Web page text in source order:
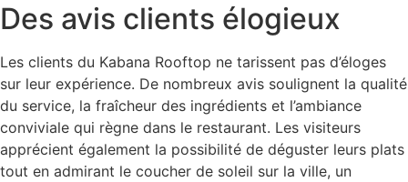
Des avis clients élogieux
Les clients du Kabana Rooftop ne tarissent pas d’éloges
sur leur expérience. De nombreux avis soulignent la qualité
du service, la fraîcheur des ingrédients et l’ambiance
conviviale qui règne dans le restaurant. Les visiteurs
apprécient également la possibilité de déguster leurs plats
tout en admirant le coucher de soleil sur la ville, un